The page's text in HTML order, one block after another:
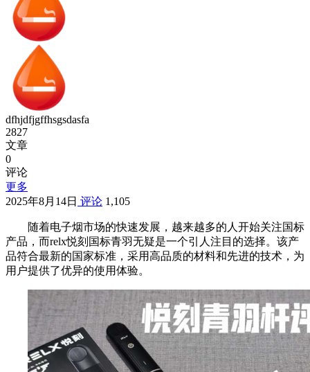
dfhjdfjgffhsgsdasfa
2827
文章
0
评论
更多
2025年8月14日 评论 1,105
随着电子烟市场的快速发展，越来越多的人开始关注国标
产品，而relx悦刻国标青羽无疑是一个引人注目的选择。该产
品符合最新的国家标准，采用高品质的材料和先进的技术，为
用户提供了优异的使用体验。